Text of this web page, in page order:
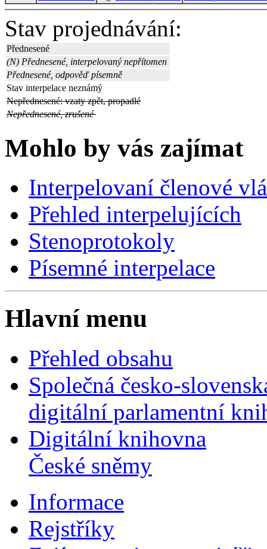
Stav projednávání:
Přednesené
(N) Přednesené, interpelovaný nepřítomen
Přednesené, odpověď písemně
Stav interpelace neznámý
Nepřednesené: vzaty zpět, propadlé
Nepřednesené, zrušené
Mohlo by vás zajímat
Interpelovaní členové
Přehled interpelujících
Stenoprotokoly
Písemné interpelace
Hlavní menu
Přehled obsahu
Společná česko-
digitální parlamentní
Digitální knihovna
České sněmy
Informace
Rejstříky